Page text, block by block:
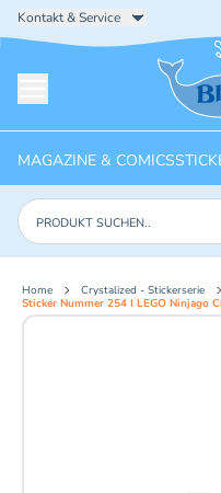
Kontakt & Service
MAGAZINE & COMICS
Produkte suchen
Home
Crystalized - Stickerserie
Sticker Nummer 254 I LEGO Ninjago